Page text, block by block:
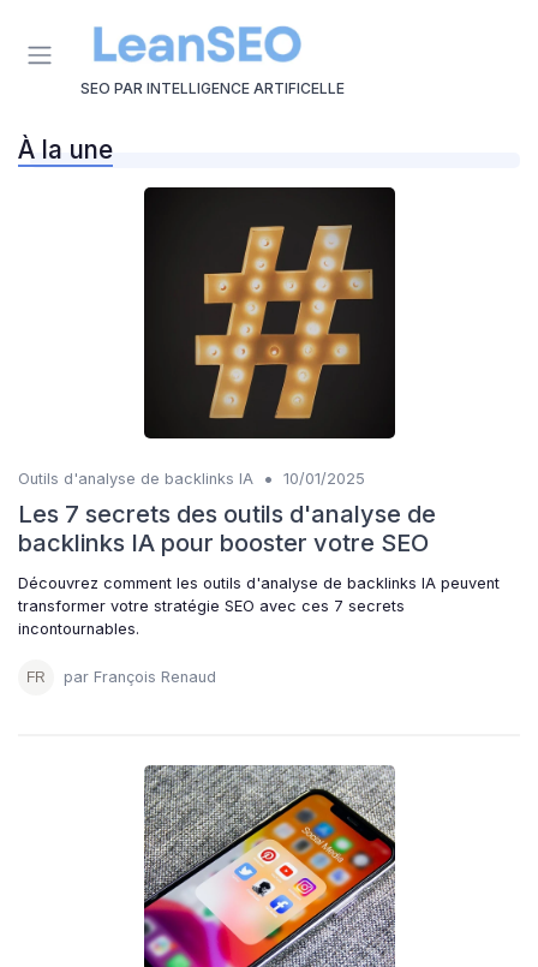
SEO PAR INTELLIGENCE ARTIFICELLE
À la une
Outils d'analyse de backlinks IA • 10/01/2025
Les 7 secrets des outils d'analyse de
backlinks IA pour booster votre SEO
Découvrez comment les outils d'analyse de backlinks IA peuvent
transformer votre stratégie SEO avec ces 7 secrets
incontournables.
par François Renaud